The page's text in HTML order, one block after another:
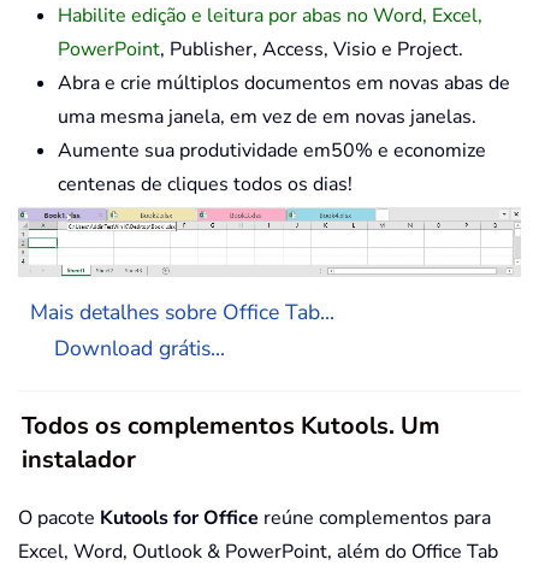
Habilite edição e leitura por abas no Word, Excel,
PowerPoint, Publisher, Access, Visio e Project.
Abra e crie múltiplos documentos em novas abas de
uma mesma janela, em vez de em novas janelas.
Aumente sua produtividade em50% e economize
centenas de cliques todos os dias!
Mais detalhes sobre Office Tab...
Download grátis...
Todos os complementos Kutools. Um
instalador
O pacote Kutools for Office reúne complementos para
Excel, Word, Outlook & PowerPoint, além do Office Tab